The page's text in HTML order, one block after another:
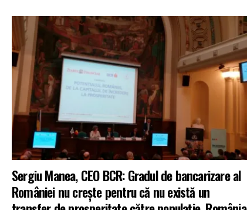
Sergiu Manea, CEO BCR: Gradul de bancarizare al
României nu crește pentru că nu există un